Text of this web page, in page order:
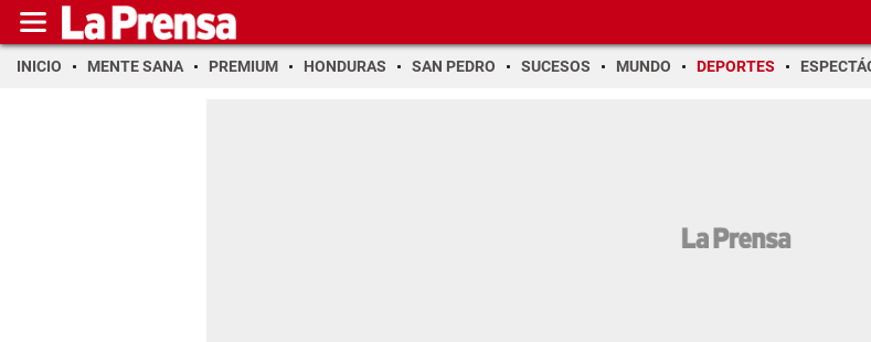
INICIO MENTE SANA PREMIUM HONDURAS SAN PEDRO SUCESOS MUNDO DEPORTES